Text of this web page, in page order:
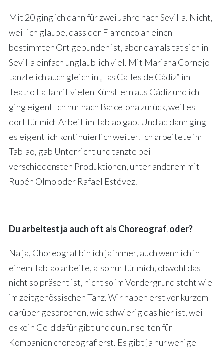
Mit 20 ging ich dann für zwei Jahre nach Sevilla. Nicht,
weil ich glaube, dass der Flamenco an einen
bestimmten Ort gebunden ist, aber damals tat sich in
Sevilla einfach unglaublich viel. Mit Mariana Cornejo
tanzte ich auch gleich in „Las Calles de Cádiz“ im
Teatro Falla mit vielen Künstlern aus Cádiz und ich
ging eigentlich nur nach Barcelona zurück, weil es
dort für mich Arbeit im Tablao gab. Und ab dann ging
es eigentlich kontinuierlich weiter. Ich arbeitete im
Tablao, gab Unterricht und tanzte bei
verschiedensten Produktionen, unter anderem mit
Rubén Olmo oder Rafael Estévez.
Du arbeitest ja auch oft als Choreograf, oder?
Na ja, Choreograf bin ich ja immer, auch wenn ich in
einem Tablao arbeite, also nur für mich, obwohl das
nicht so präsent ist, nicht so im Vordergrund steht wie
im zeitgenössischen Tanz. Wir haben erst vor kurzem
darüber gesprochen, wie schwierig das hier ist, weil
es kein Geld dafür gibt und du nur selten für
Kompanien choreografierst. Es gibt ja nur wenige